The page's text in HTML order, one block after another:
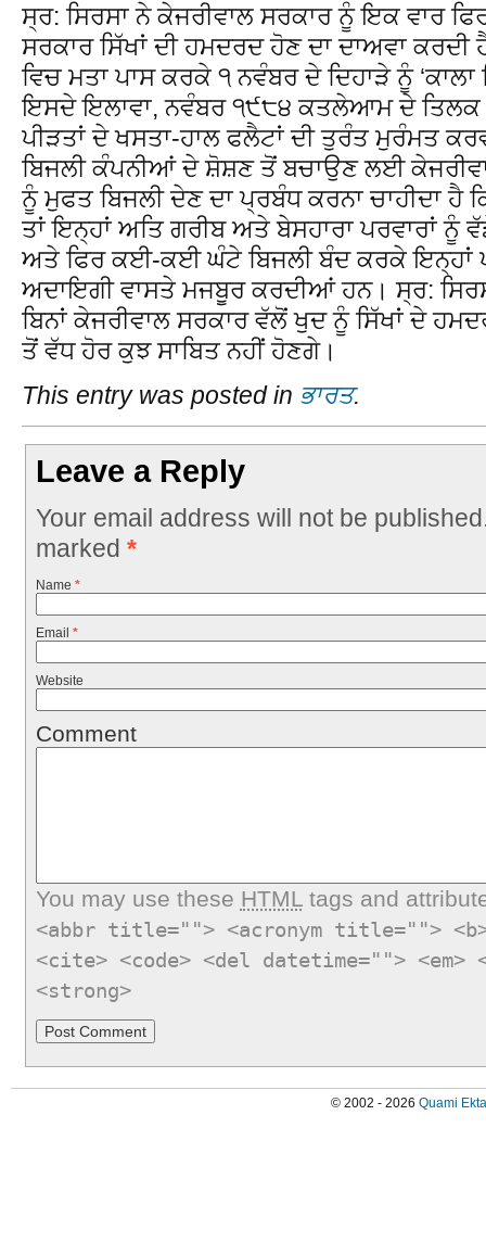
ਸ੍ਰ: ਸਿਰਸਾ ਨੇ ਕੇਜਰੀਵਾਲ ਸਰਕਾਰ ਨੂੰ ਇਕ ਵਾਰ
ਸਰਕਾਰ ਸਿੱਖਾਂ ਦੀ ਹਮਦਰਦ ਹੋਣ ਦਾ ਦਾਅਵਾ ਕਰਦੀ
ਵਿਚ ਮਤਾ ਪਾਸ ਕਰਕੇ ੧ ਨਵੰਬਰ ਦੇ ਦਿਹਾੜੇ ਨੂੰ ‘ਕਾਲਾ
ਇਸਦੇ ਇਲਾਵਾ, ਨਵੰਬਰ ੧੯੮੪ ਕਤਲੇਆਮ ਦੇ ਤਿਲਕ
ਪੀੜਤਾਂ ਦੇ ਖਸਤਾ-ਹਾਲ ਫਲੈਟਾਂ ਦੀ ਤੁਰੰਤ ਮੁਰੰਮਤ
ਬਿਜਲੀ ਕੰਪਨੀਆਂ ਦੇ ਸ਼ੋਸ਼ਣ ਤੋਂ ਬਚਾਉਣ ਲਈ
ਨੂੰ ਮੁਫਤ ਬਿਜਲੀ ਦੇਣ ਦਾ ਪ੍ਰਬੰਧ ਕਰਨਾ ਚਾਹੀਦਾ ਹੈ
ਤਾਂ ਇਨ੍ਹਾਂ ਅਤਿ ਗਰੀਬ ਅਤੇ ਬੇਸਹਾਰਾ ਪਰਵਾਰਾਂ ਨੂੰ
ਅਤੇ ਫਿਰ ਕਈ-ਕਈ ਘੰਟੇ ਬਿਜਲੀ ਬੰਦ ਕਰਕੇ ਇਨ੍ਹਾਂ
ਅਦਾਇਗੀ ਵਾਸਤੇ ਮਜਬੂਰ ਕਰਦੀਆਂ ਹਨ। ਸ੍ਰ:
ਬਿਨਾਂ ਕੇਜਰੀਵਾਲ ਸਰਕਾਰ ਵੱਲੋਂ ਖੁਦ ਨੂੰ ਸਿੱਖਾਂ ਦੇ
ਤੋਂ ਵੱਧ ਹੋਰ ਕੁਝ ਸਾਬਿਤ ਨਹੀਂ ਹੋਣਗੇ।
This entry was posted in ਭਾਰਤ.
Leave a Reply
Your email address will not be
marked *
Name *
Email *
Website
Comment
You may use these HTMLtags and
<abbr title=""> <acronym title="">
<cite> <code> <del datetime="">
<strong>
© 2002 - 2026 Quami